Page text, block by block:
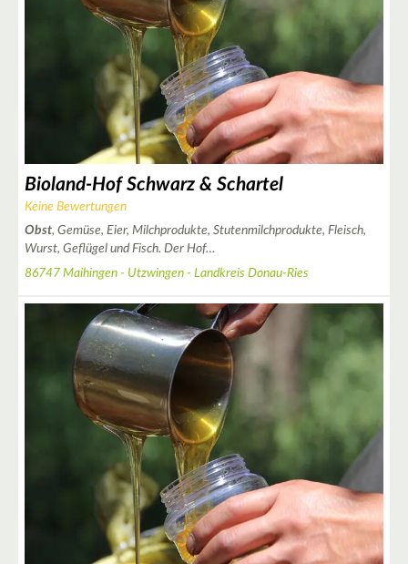
Bioland-Hof Schwarz & Schartel
Keine Bewertungen
Obst, Gemüse, Eier, Milchprodukte, Stutenmilchprodukte, Fleisch,
Wurst, Geflügel und Fisch. Der Hof…
86747 Maihingen - Utzwingen - Landkreis Donau-Ries